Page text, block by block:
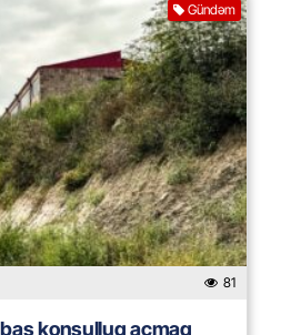
Gündəm
81
konsulluq açmaq